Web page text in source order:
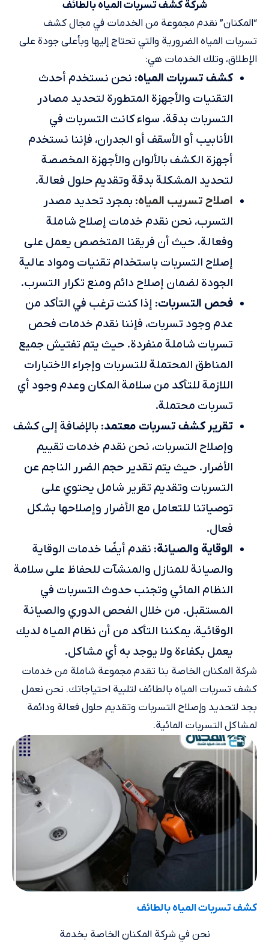
شركة كشف تسربات المياه بالطائف
“المكنان” نقدم مجموعة من الخدمات في مجال كشف
تسربات المياه الضرورية والتي تحتاج إليها وبأعلى جودة على
الإطلاق، وتلك الخدمات هي:
كشف تسربات المياه: نحن نستخدم أحدث
التقنيات والأجهزة المتطورة لتحديد مصادر
التسربات بدقة. سواء كانت التسربات في
الأنابيب أو الأسقف أو الجدران، فإننا نستخدم
أجهزة الكشف بالألوان والأجهزة المخصصة
لتحديد المشكلة بدقة وتقديم حلول فعالة.
اصلاح تسريب المياه: بمجرد تحديد مصدر
التسرب، نحن نقدم خدمات إصلاح شاملة
وفعالة. حيث أن فريقنا المتخصص يعمل على
إصلاح التسربات باستخدام تقنيات ومواد عالية
الجودة لضمان إصلاح دائم ومنع تكرار التسرب.
فحص التسربات: إذا كنت ترغب في التأكد من
عدم وجود تسربات، فإننا نقدم خدمات فحص
تسربات شاملة منفردة. حيث يتم تفتيش جميع
المناطق المحتملة للتسربات وإجراء الاختبارات
اللازمة للتأكد من سلامة المكان وعدم وجود أي
تسربات محتملة.
تقرير كشف تسربات معتمد: بالإضافة إلى كشف
وإصلاح التسربات، نحن نقدم خدمات تقييم
الأضرار. حيث يتم تقدير حجم الضرر الناجم عن
التسربات وتقديم تقرير شامل يحتوي على
توصياتنا للتعامل مع الأضرار وإصلاحها بشكل
فعال.
الوقاية والصيانة: نقدم أيضًا خدمات الوقاية
والصيانة للمنازل والمنشآت للحفاظ على سلامة
النظام المائي وتجنب حدوث التسربات في
المستقبل. من خلال الفحص الدوري والصيانة
الوقائية، يمكننا التأكد من أن نظام المياه لديك
يعمل بكفاءة ولا يوجد به أي مشاكل.
شركة المكنان الخاصة بنا تقدم مجموعة شاملة من خدمات
كشف تسربات المياه بالطائف لتلبية احتياجاتك. نحن نعمل
بجد لتحديد وإصلاح التسربات وتقديم حلول فعالة ودائمة
لمشاكل التسربات المائية.
كشف تسربات المياه بالطائف
نحن في شركة المكنان الخاصة بخدمة